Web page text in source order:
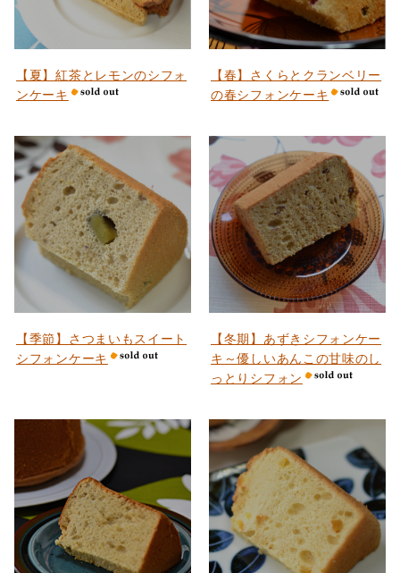
【夏】紅茶とレモンのシフォ
ンケーキ
【春】さくらとクランベリー
の春シフォンケーキ
【季節】さつまいもスイート
シフォンケーキ
【冬期】あずきシフォンケー
キ～優しいあんこの甘味のし
っとりシフォン